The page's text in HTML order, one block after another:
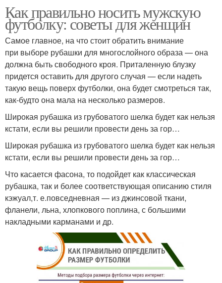
Как правильно носить мужскую
футболку: советы для женщин
Самое главное, на что стоит обратить внимание
при выборе рубашки для многослойного образа — она
должна быть свободного кроя. Приталенную блузку
придется оставить для другого случая — если надеть
такую вещь поверх футболки, она будет смотреться так,
как-будто она мала на несколько размеров.
Широкая рубашка из грубоватого шелка будет как нельзя
кстати, если вы решили провести день за гор…
Широкая рубашка из грубоватого шелка будет как нельзя
кстати, если вы решили провести день за гор…
Что касается фасона, то подойдет как классическая
рубашка, так и более соответствующая описанию стиля
кэжуал,т. е.повседневная — из джинсовой ткани,
фланели, льна, хлопкового поплина, с большими
накладными карманами и др.